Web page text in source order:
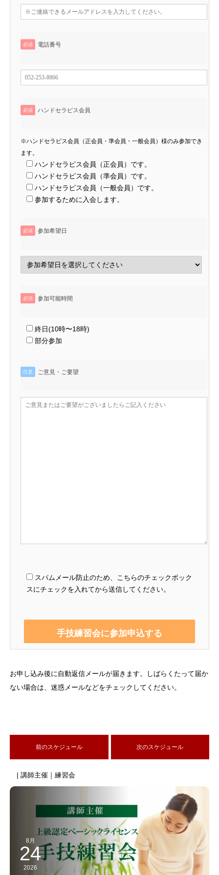
必須 電話番号
必須 ハンドセラピス会員
※ハンドセラピス会員（正会員・準会員・一般会員）様のみ参加でき
ます。
ハンドセラピス会員（正会員）です。
ハンドセラピス会員（準会員）です。
ハンドセラピス会員（一般会員）です。
参加するために入会します。
必須 参加希望日
必須 参加可能時間
終日(10時〜18時)
部分参加
任意 ご意見・ご要望
スパムメール防止のため、こちらのチェックボック
スにチェックを入れてから送信してください。
お申し込み後に自動返信メールが届きます。しばらくたって届か
ない場合は、迷惑メールなどをチェックしてください。
前のスケジュール 次のスケジュール
| 講師主催｜練習会
8月
24
2026